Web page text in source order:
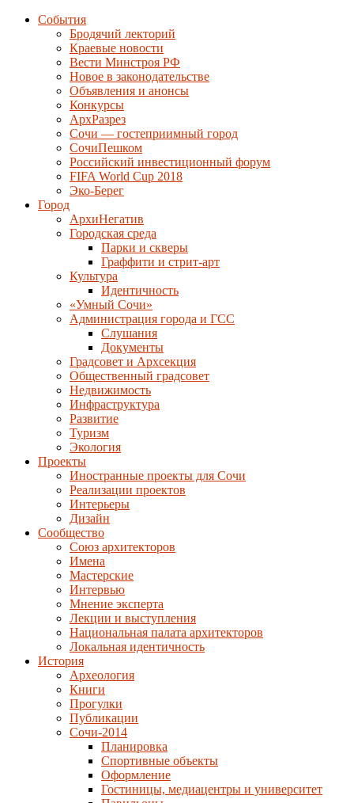
События
Бродячий лекторий
Краевые новости
Вести Минстроя РФ
Новое в законодательстве
Объявления и анонсы
Конкурсы
АрхРазрез
Сочи — гостеприимный город
СочиПешком
Российский инвестиционный форум
FIFA World Cup 2018
Эко-Берег
Город
АрхиНегатив
Городская среда
Парки и скверы
Граффити и стрит-арт
Культура
Идентичность
«Умный Сочи»
Администрация города и ГСС
Слушания
Документы
Градсовет и Архсекция
Общественный градсовет
Недвижимость
Инфраструктура
Развитие
Туризм
Экология
Проекты
Иностранные проекты для Сочи
Реализации проектов
Интерьеры
Дизайн
Сообщество
Союз архитекторов
Имена
Мастерские
Интервью
Мнение эксперта
Лекции и выступления
Национальная палата архитекторов
Локальная идентичность
История
Археология
Книги
Прогулки
Публикации
Сочи-2014
Планировка
Спортивные объекты
Оформление
Гостиницы, медиацентры и университет